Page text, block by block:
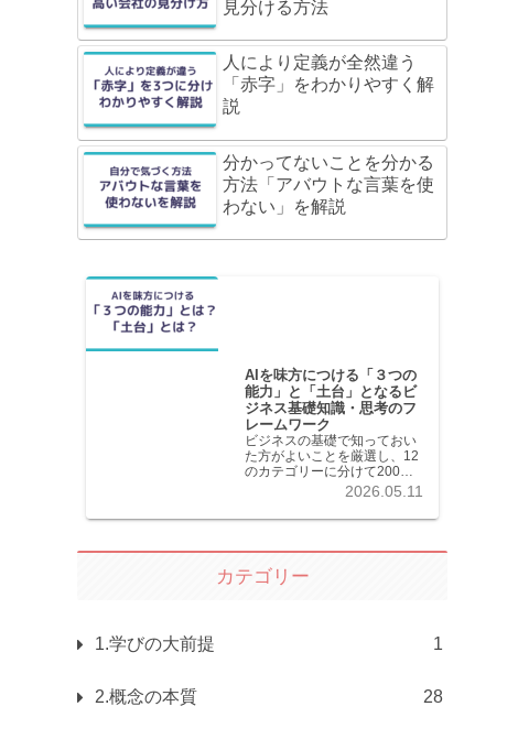
見分ける方法
人により定義が全然違う
「赤字」をわかりやすく解
説
分かってないことを分かる
方法「アバウトな言葉を使
わない」を解説
AIを味方につける「３つの
能力」と「土台」となるビ
ジネス基礎知識・思考のフ
レームワーク
ビジネスの基礎で知っておい
た方がよいことを厳選し、12
のカテゴリーに分けて200記
事以上を掲載しています。各
います。
2026.05.11
カテゴリー
1.学びの大前提 1
2.概念の本質 28